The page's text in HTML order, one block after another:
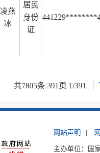
凌燕
冰
居民
身份
证
共7805条 391 页 1/391
网站声明
主办单位：国